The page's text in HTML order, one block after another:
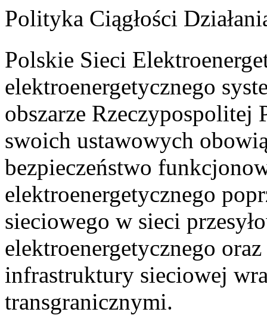
Polityka Ciągłości
Polskie Sieci
elektroenergetycznego
obszarze Rzeczypospolitej
swoich ustawowych
bezpieczeństwo
elektroenergetycznego
sieciowego w sieci
elektroenergetycznego
infrastruktury sieciowej
transgranicznymi.